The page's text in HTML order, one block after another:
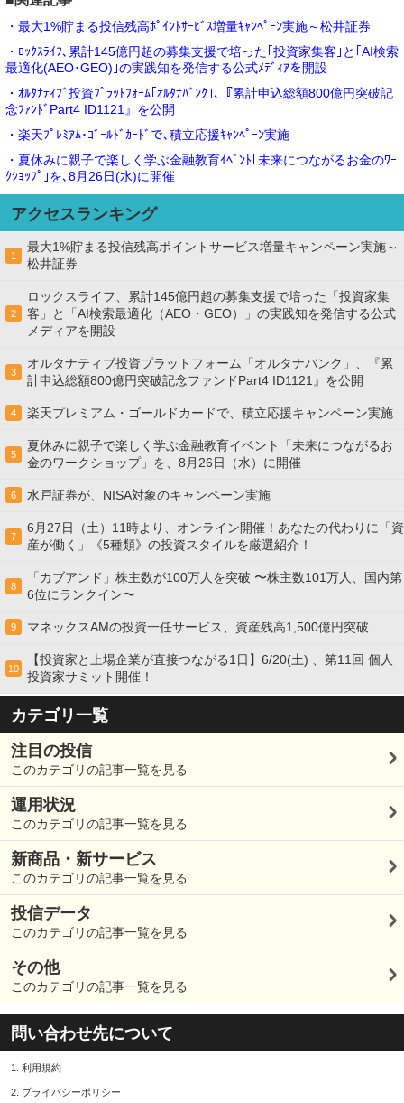
・最大1%貯まる投信残高ﾎﾟｲﾝﾄｻｰﾋﾞｽ増量ｷｬﾝﾍﾟｰﾝ実施～松井証券
・ﾛｯｸｽﾗｲﾌ､累計145億円超の募集支援で培った｢投資家集客｣と｢AI検索
最適化(AEO･GEO)｣の実践知を発信する公式ﾒﾃﾞｨｱを開設
・ｵﾙﾀﾅﾃｨﾌﾞ投資ﾌﾟﾗｯﾄﾌｫｰﾑ｢ｵﾙﾀﾅﾊﾞﾝｸ｣､『累計申込総額800億円突破記
念ﾌｧﾝﾄﾞPart4 ID1121』を公開
・楽天ﾌﾟﾚﾐｱﾑ･ｺﾞｰﾙﾄﾞｶｰﾄﾞで､積立応援ｷｬﾝﾍﾟｰﾝ実施
・夏休みに親子で楽しく学ぶ金融教育ｲﾍﾞﾝﾄ｢未来につながるお金のﾜｰ
ｸｼｮｯﾌﾟ｣を､8月26日(水)に開催
アクセスランキング
1
最大1%貯まる投信残高ポイントサービス増量キャンペーン実施～
松井証券
2
ロックスライフ、累計145億円超の募集支援で培った「投資家集
客」と「AI検索最適化（AEO・GEO）」の実践知を発信する公式
メディアを開設
3
オルタナティブ投資プラットフォーム「オルタナバンク」、『累
計申込総額800億円突破記念ファンドPart4 ID1121』を公開
4 楽天プレミアム・ゴールドカードで、積立応援キャンペーン実施
5
夏休みに親子で楽しく学ぶ金融教育イベント「未来につながるお
金のワークショップ」を、8月26日（水）に開催
6 水戸証券が、NISA対象のキャンペーン実施
7
6月27日（土）11時より、オンライン開催！あなたの代わりに「資
産が働く」《5種類》の投資スタイルを厳選紹介！
8
「カブアンド」株主数が100万人を突破 〜株主数101万人、国内第
6位にランクイン〜
9 マネックスAMの投資一任サービス、資産残高1,500億円突破
10
【投資家と上場企業が直接つながる1日】6/20(土) 、第11回 個人
投資家サミット開催！
カテゴリ一覧
注目の投信
このカテゴリの記事一覧を見る
運用状況
このカテゴリの記事一覧を見る
新商品・新サービス
このカテゴリの記事一覧を見る
投信データ
このカテゴリの記事一覧を見る
その他
このカテゴリの記事一覧を見る
問い合わせ先について
1. 利用規約
2. プライバシーポリシー